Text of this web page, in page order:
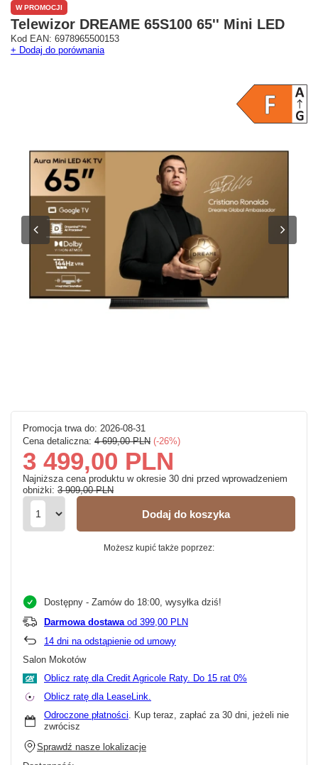
W PROMOCJI
Telewizor DREAME 65S100 65'' Mini LED
Kod EAN: 6978965500153
+ Dodaj do porównania
Cena detaliczna: 4 699,00 PLN -26%
3 499,00 PLN
Najniższa cena produktu w okresie 30 dni przed wprowadzeniem
obniżki: 3 909,00 PLN
Promocja trwa do: 2026-08-31
Dodaj do koszyka
Możesz kupić także poprzez:
Dostępny - Zamów do 18:00, wysyłka dziś!
Darmowa dostawa od 399,00 PLN
14 dni na odstąpienie od umowy
Salon Mokotów
Oblicz ratę dla Credit Agricole Raty.
Oblicz ratę dla LeaseLink.
Odroczone płatności. Kup teraz, zapłać za 30 dni, jeżeli nie
zwrócisz
Sprawdź nasze lokalizacje
Pokaż na mapie
Targówek
+48 692 620 120
ul. Głębocka 15
Pokaż na mapie